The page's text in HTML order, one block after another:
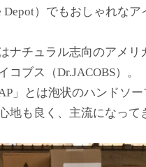
Depot）でもおしゃれなア
ナチュラル志向のアメリ
コブス（Dr.JACOBS）。
」とは泡状のハンドソ
地も良く、主流になって